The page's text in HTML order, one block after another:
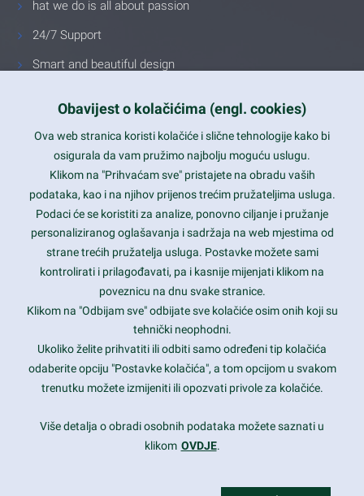
hat we do is all about passion
24/7 Support
Smart and beautiful design
Latest trends and much more...
Contact Info
1600 Amphitheatre Parkway, Mountain View, CA 94043
prothemes.net@gmail.com
Daily: 9:00 am - 6:00 pm
Sunday: Closed
Copyright 2017FRESHFACE© All Rights Reserved
Obavijest o kolačićima (engl. cookies)
Ova web stranica koristi kolačiće i slične tehnologije kako bi
osigurala da vam pružimo najbolju moguću uslugu.
Klikom na "Prihvaćam sve" pristajete na obradu vaših
podataka, kao i na njihov prijenos trećim pružateljima usluga.
Podaci će se koristiti za analize, ponovno ciljanje i pružanje
personaliziranog oglašavanja i sadržaja na web mjestima od
strane trećih pružatelja usluga. Postavke možete sami
kontrolirati i prilagođavati, pa i kasnije mijenjati klikom na
poveznicu na dnu svake stranice.
Klikom na "Odbijam sve" odbijate sve kolačiće osim onih koji su
tehnički neophodni.
Ukoliko želite prihvatiti ili odbiti samo određeni tip kolačića
odaberite opciju "Postavke kolačića", a tom opcijom u svakom
trenutku možete izmijeniti ili opozvati privole za kolačiće.
Više detalja o obradi osobnih podataka možete saznati u
klikom OVDJE.